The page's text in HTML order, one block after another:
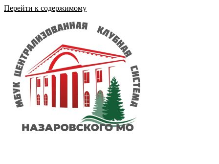
Перейти к содержимому